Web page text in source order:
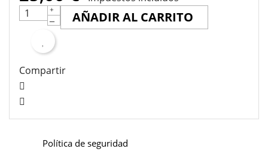
AÑADIR AL CARRITO
Compartir
Política de seguridad